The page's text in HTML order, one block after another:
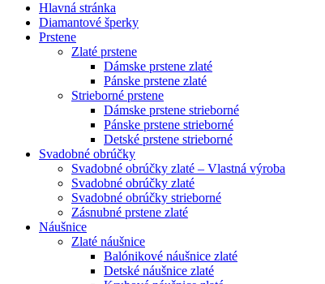
Hlavná stránka
Diamantové šperky
Prstene
Zlaté prstene
Dámske prstene zlaté
Pánske prstene zlaté
Strieborné prstene
Dámske prstene strieborné
Pánske prstene strieborné
Detské prstene strieborné
Svadobné obrúčky
Svadobné obrúčky zlaté – Vlastná výroba
Svadobné obrúčky zlaté
Svadobné obrúčky strieborné
Zásnubné prstene zlaté
Náušnice
Zlaté náušnice
Balónikové náušnice zlaté
Detské náušnice zlaté